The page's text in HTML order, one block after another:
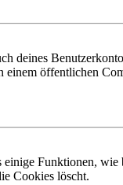
deines
einem öffentlichen
Funktionen, wie
Cookies löscht.